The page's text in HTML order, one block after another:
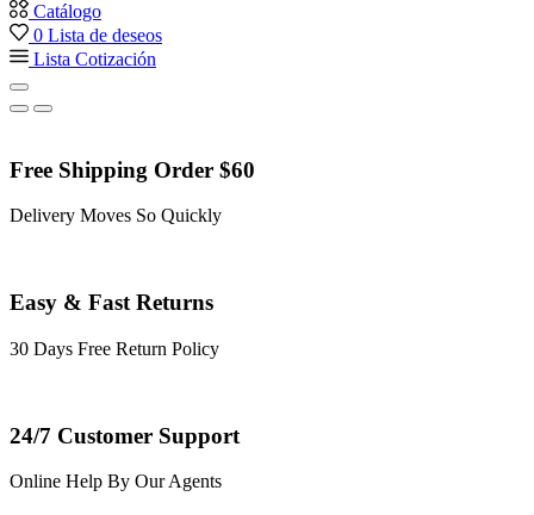
Catálogo
0 Lista de deseos
Lista Cotización
Free Shipping Order $60
Delivery Moves So Quickly
Easy & Fast Returns
30 Days Free Return Policy
24/7 Customer Support
Online Help By Our Agents